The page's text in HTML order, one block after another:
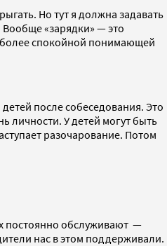
Но тут я должна задавать
«зарядки» — это
более спокойной понимающей
после собеседования. Это
личности. У детей могут быть
разочарование. Потом
постоянно обслуживают —
нас в этом поддерживали.